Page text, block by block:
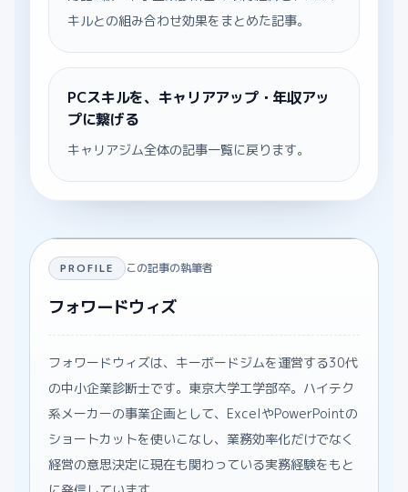
キルとの組み合わせ効果をまとめた記事。
PCスキルを、キャリアアップ・年収アッ
プに繋げる
キャリアジム全体の記事一覧に戻ります。
PROFILE この記事の執筆者
フォワードウィズ
フォワードウィズは、キーボードジムを運営する30代
の中小企業診断士です。東京大学工学部卒。ハイテク
系メーカーの事業企画として、ExcelやPowerPointの
ショートカットを使いこなし、業務効率化だけでなく
経営の意思決定に現在も関わっている実務経験をもと